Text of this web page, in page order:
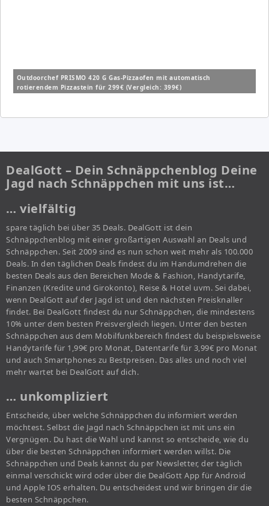
Outdoorchef PRISMO 420 G Gas-Pizzaofen mit automatisch
rotierendem Pizzastein für 299€ (Vergleich: 399€)
DealGott – Dein Schnäppchenblog Deine
Jagd nach Schnäppchen mit uns ist…
… vielfältig
spare täglich bei über 35 Deals. DealGott ist dein
Schnäppchenblog mit einer großartigen Auswahl an Deals und
Schnäppchen. Seit 2009 sind es nun schon weit mehr als 100.000
Deals. In den täglichen Deals findest du im Handumdrehen die
besten Deals aus den Bereichen Mode & Fashion, Handytarife,
Finanzen (Kredite und Girokonto), Reise & Hotel uvm. Sei dabei,
wenn DealGott auf der Jagd ist und den nächsten Preisknaller
findet. Bei DealGott findest du nur Schnäppchen, die mindestens
10% unter dem besten Preisvergleich liegen. Unter den besten
Schnäppchen aus dem Mobilfunkbereich findest du beispielsweise
Handytarife für 1,99€ pro Monat, Datentarife für 3,99€ pro Monat
und auch Smartphones zu Bestpreisen. Das alles und noch viel
mehr wartet bei DealGott auf dich.
… unkompliziert
Entscheide, über welche Schnäppchen du informiert werden
möchtest. Selbst die Jagd nach Schnäppchen ist mit uns ein
Vergnügen. Du hast die Wahl und kannst so entscheide, wie du
über die besten Schnäppchen informiert werden willst. Die
Schnäppchen und Deals kannst du per Newsletter, der täglich
einmal verschickt wird oder über die DealGott App für Android
und Apple IOS erhalten. Du entscheidest und wir bringen dir die
besten Schnäppchen.